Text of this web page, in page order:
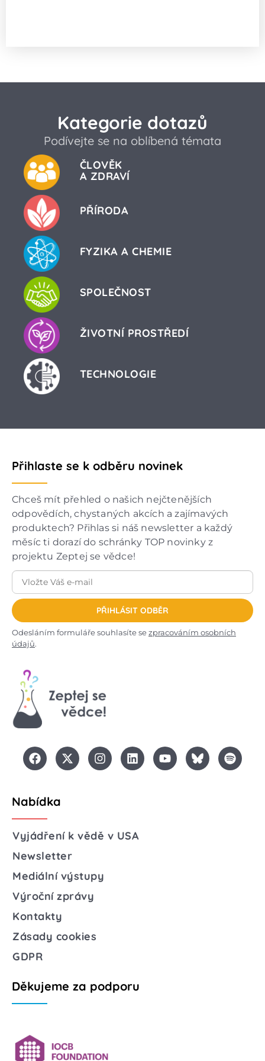
Kategorie dotazů
Podívejte se na oblíbená témata
ČLOVĚK
A ZDRAVÍ
PŘÍRODA
FYZIKA A CHEMIE
SPOLEČNOST
ŽIVOTNÍ PROSTŘEDÍ
TECHNOLOGIE
Přihlaste se k odběru novinek
Chceš mít přehled o našich nejčtenějších
odpovědích, chystaných akcích a zajímavých
produktech? Přihlas si náš newsletter a každý
měsíc ti dorazí do schránky TOP novinky z
projektu Zeptej se vědce!
PŘIHLÁSIT ODBĚR
Odesláním formuláře souhlasíte sezpracováním osobních
údajů.
Nabídka
Vyjádření k vědě v USA
Newsletter
Mediální výstupy
Výroční zprávy
Kontakty
Zásady cookies
GDPR
Děkujeme za podporu